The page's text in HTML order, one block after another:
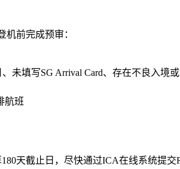
机前完成预审：
未填写SG Arrival Card、存在不良入境
航班
天截止日，尽快通过ICA在线系统提交